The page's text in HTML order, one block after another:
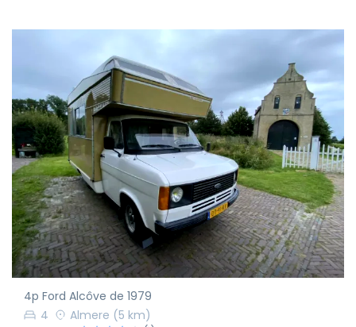
4p Ford Alcôve de 1979
4
Almere (5 km)